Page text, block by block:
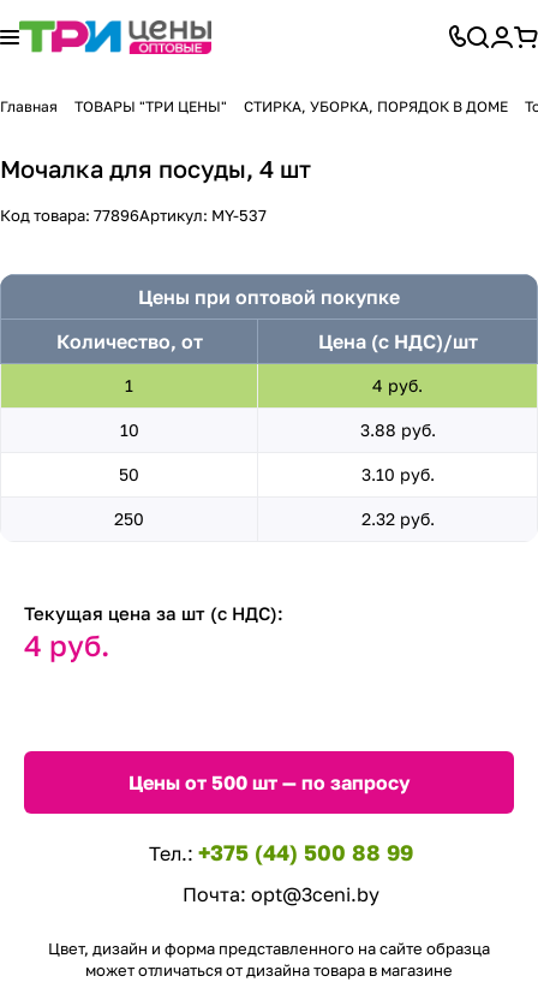
Главная ТОВАРЫ "ТРИ ЦЕНЫ" СТИРКА, УБОРКА, ПОРЯДОК В ДОМЕ
Мочалка для посуды, 4 шт
Код товара: 77896Артикул: MY-537
Цены при оптовой покупке
Количество, от
Цена (с НДС)/шт
1 4 руб.
10 3.88 руб.
50 3.10 руб.
250 2.32 руб.
Текущая цена за шт (с НДС):
4 руб.
Цены от 500 шт — по запросу
Тел.: +375 (44) 500 88 99
Почта: opt@3ceni.by
Цвет, дизайн и форма представленного на сайте образца
может отличаться от дизайна товара в магазине